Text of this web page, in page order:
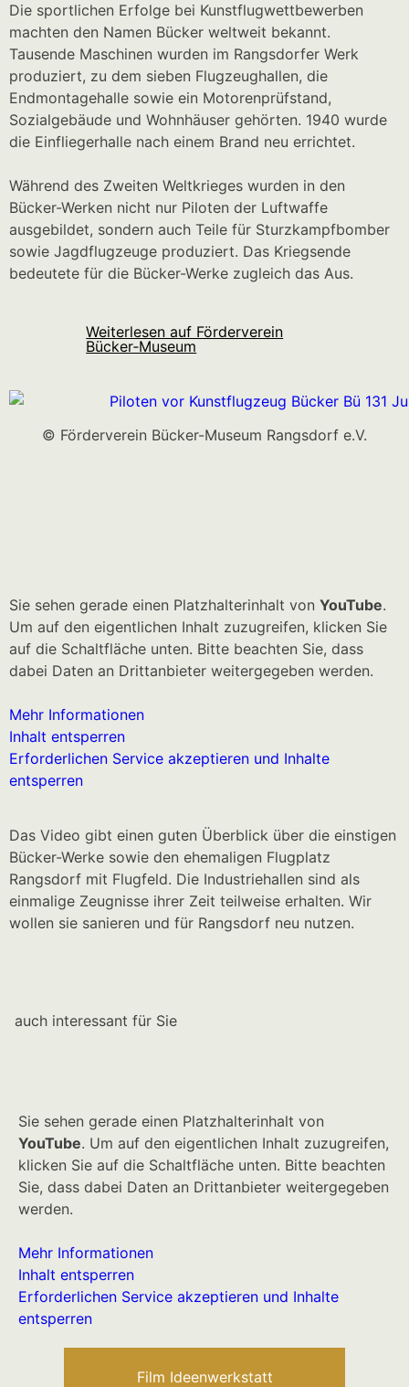
© Förderverein Bücker-Museum Rangsdorf e.V.
Die sportlichen Erfolge bei Kunstflugwettbewerben
machten den Namen Bücker weltweit bekannt.
Tausende Maschinen wurden im Rangsdorfer Werk
produziert, zu dem sieben Flugzeughallen, die
Endmontagehalle sowie ein Motorenprüfstand,
Sozialgebäude und Wohnhäuser gehörten. 1940 wurde
die Einfliegerhalle nach einem Brand neu errichtet.
Während des Zweiten Weltkrieges wurden in den
Bücker-Werken nicht nur Piloten der Luftwaffe
ausgebildet, sondern auch Teile für Sturzkampfbomber
sowie Jagdflugzeuge produziert. Das Kriegsende
bedeutete für die Bücker-Werke zugleich das Aus.
Weiterlesen auf Förderverein
Bücker‑Museum
Sie sehen gerade einen Platzhalterinhalt von YouTube.
Um auf den eigentlichen Inhalt zuzugreifen, klicken Sie
auf die Schaltfläche unten. Bitte beachten Sie, dass
dabei Daten an Drittanbieter weitergegeben werden.
Mehr Informationen
Inhalt entsperren
Erforderlichen Service akzeptieren und Inhalte
entsperren
Das Video gibt einen guten Überblick über die einstigen
Bücker-Werke sowie den ehemaligen Flugplatz
Rangsdorf mit Flugfeld. Die Industriehallen sind als
einmalige Zeugnisse ihrer Zeit teilweise erhalten. Wir
wollen sie sanieren und für Rangsdorf neu nutzen.
auch interessant für Sie
Sie sehen gerade einen Platzhalterinhalt von
YouTube. Um auf den eigentlichen Inhalt zuzugreifen,
klicken Sie auf die Schaltfläche unten. Bitte beachten
Sie, dass dabei Daten an Drittanbieter weitergegeben
werden.
Mehr Informationen
Inhalt entsperren
Erforderlichen Service akzeptieren und Inhalte
entsperren
Film Ideenwerkstatt